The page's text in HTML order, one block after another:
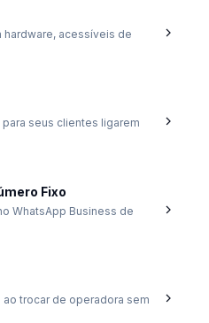
hardware, acessíveis de
seus clientes ligarem
Fixo
WhatsApp Business de
ao trocar de operadora sem